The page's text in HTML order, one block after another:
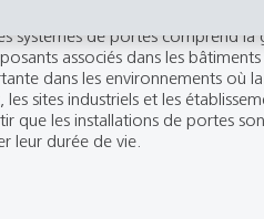
systèmes de portes comprend
associés dans les
dans les environnements où
sites industriels et les
que les installations de portes
leur durée de vie.